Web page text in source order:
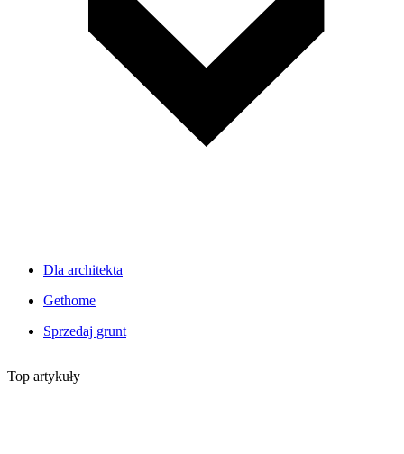
Dla architekta
Gethome
Sprzedaj grunt
Top artykuły